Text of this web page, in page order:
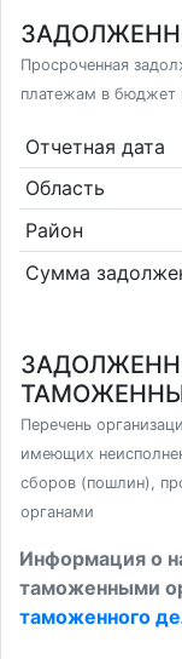
Просроченная
платежам в бюджет
Отчетная дата
Область
Район
Сумма
Перечень
имеющих
сборов (пошлин),
органами
Информация о
таможенными
таможенного